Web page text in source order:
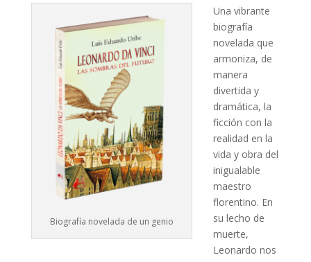
Biografía novelada de un genio
Una vibrante
biografía
novelada que
armoniza, de
manera
divertida y
dramática, la
ficción con la
realidad en la
vida y obra del
inigualable
maestro
florentino. En
su lecho de
muerte,
Leonardo nos